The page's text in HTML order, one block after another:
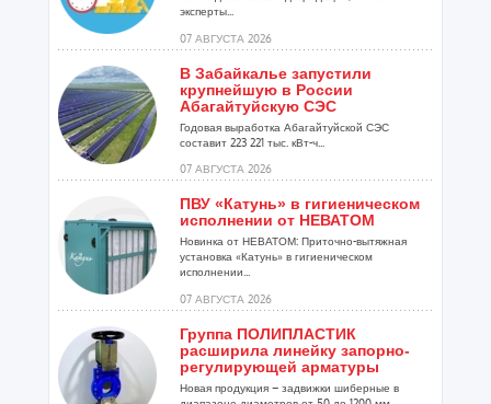
эксперты...
07 АВГУСТА 2026
В Забайкалье запустили
крупнейшую в России
Абагайтуйскую СЭС
Годовая выработка Абагайтуйской СЭС
составит 223 221 тыс. кВт-ч...
07 АВГУСТА 2026
ПВУ «Катунь» в гигиеническом
исполнении от НЕВАТОМ
Новинка от НЕВАТОМ: Приточно-вытяжная
установка «Катунь» в гигиеническом
исполнении...
07 АВГУСТА 2026
Группа ПОЛИПЛАСТИК
расширила линейку запорно-
регулирующей арматуры
Новая продукция – задвижки шиберные в